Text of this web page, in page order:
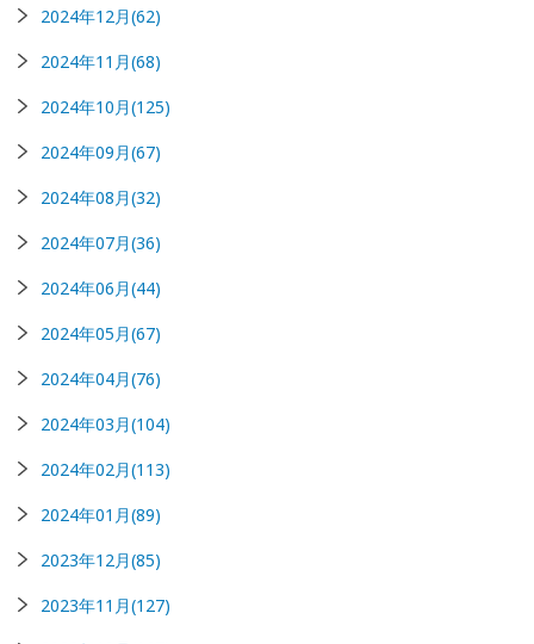
2024年12月(62)
2024年11月(68)
2024年10月(125)
2024年09月(67)
2024年08月(32)
2024年07月(36)
2024年06月(44)
2024年05月(67)
2024年04月(76)
2024年03月(104)
2024年02月(113)
2024年01月(89)
2023年12月(85)
2023年11月(127)